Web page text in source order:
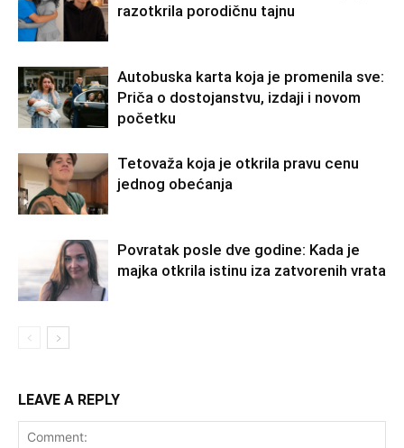
razotkrila porodičnu tajnu
Autobuska karta koja je promenila sve:
Priča o dostojanstvu, izdaji i novom
početku
Tetovaža koja je otkrila pravu cenu
jednog obećanja
Povratak posle dve godine: Kada je
majka otkrila istinu iza zatvorenih vrata
LEAVE A REPLY